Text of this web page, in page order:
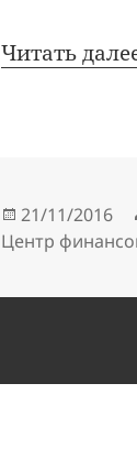
Читать
21/11/2016
Центр